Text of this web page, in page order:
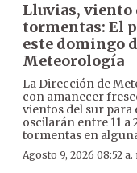
Lluvias, viento
tormentas: El
este domingo
Meteorología
La Dirección de
con amanecer
vientos del sur para
oscilarán entre 11 a
tormentas en
Agosto 9, 2026 08:52 a.